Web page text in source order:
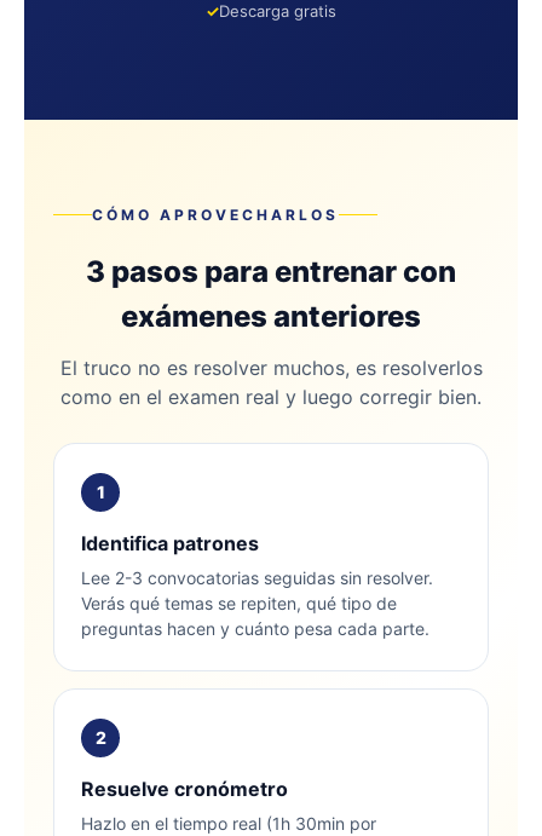
Descarga gratis
CÓMO APROVECHARLOS
3 pasos para entrenar con
exámenes anteriores
El truco no es resolver muchos, es resolverlos
como en el examen real y luego corregir bien.
1
Identifica patrones
Lee 2-3 convocatorias seguidas sin resolver.
Verás qué temas se repiten, qué tipo de
preguntas hacen y cuánto pesa cada parte.
2
Resuelve cronómetro
Hazlo en el tiempo real (1h 30min por